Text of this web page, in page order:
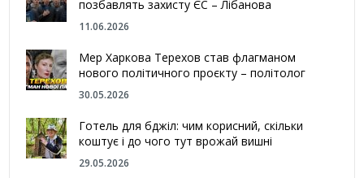
позбавлять захисту ЄС – Лібанова
11.06.2026
Мер Харкова Терехов став флагманом
нового політичного проєкту – політолог
30.05.2026
Готель для бджіл: чим корисний, скільки
коштує і до чого тут врожай вишні
29.05.2026